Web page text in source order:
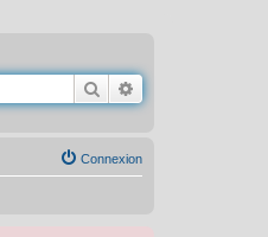
Rechercher
Connexion